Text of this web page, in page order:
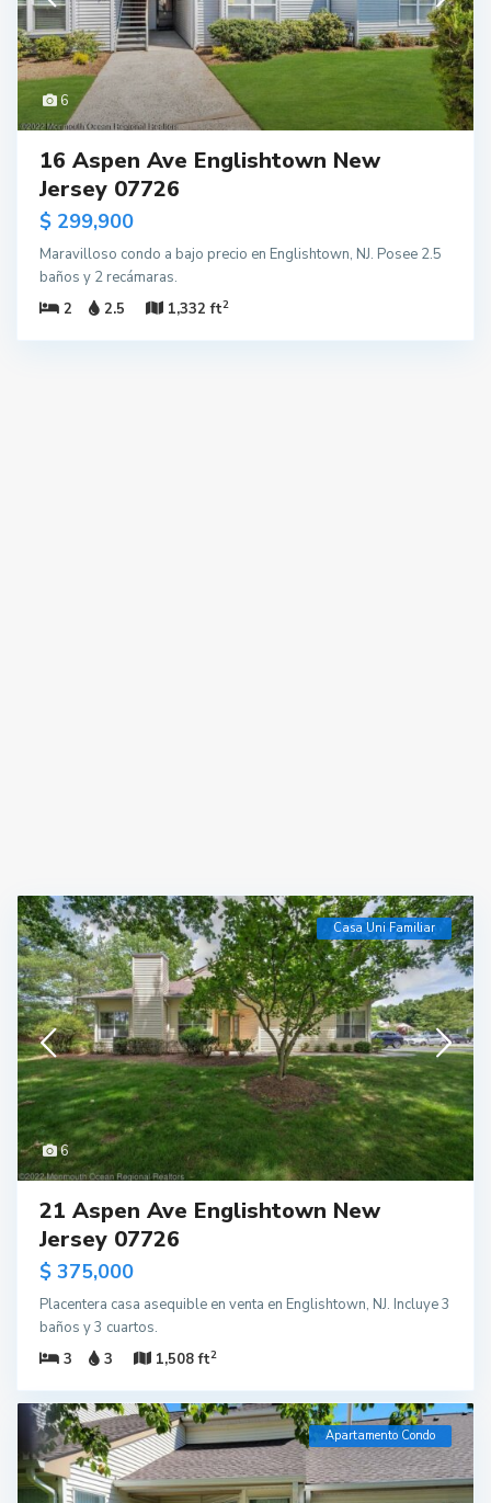
6
16 Aspen Ave Englishtown New
Jersey 07726
$ 299,900
Maravilloso condo a bajo precio en Englishtown, NJ. Posee 2.5
baños y 2 recámaras.
2
2.5 1,332 ft2
6
Casa Uni Familiar
21 Aspen Ave Englishtown New
Jersey 07726
$ 375,000
Placentera casa asequible en venta en Englishtown, NJ. Incluye 3
baños y 3 cuartos.
3
3 1,508 ft2
Apartamento Condo